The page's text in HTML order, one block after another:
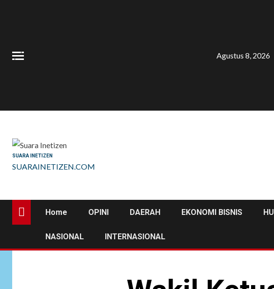
Agustus 8, 2026
SUARA INETIZEN
SUARAINETIZEN.COM
Home OPINI DAERAH EKONOMI BISNIS
NASIONAL INTERNASIONAL